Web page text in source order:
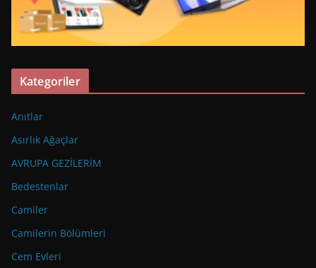
Kategoriler
Anıtlar
Asırlık Ağaçlar
AVRUPA GEZİLERİM
Bedestenlar
Camiler
Camilerin Bölümleri
Cem Evleri